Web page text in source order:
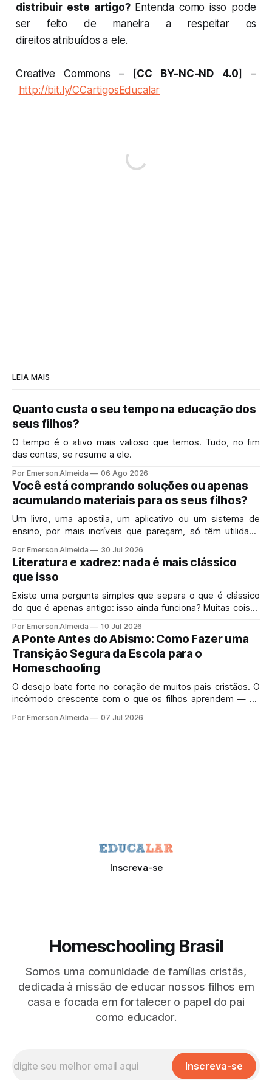
distribuir este artigo?Entenda como isso pode
ser feito de maneira a respeitar os
direitos atribuídos a ele.
Creative Commons – [CC BY-NC-ND 4.0] –
http://bit.ly/CCartigosEducalar
LEIA MAIS
Quanto custa o seu tempo na educação dos
seus filhos?
O tempo é o ativo mais valioso que temos. Tudo, no fim
das contas, se resume a ele.
Por Emerson Almeida 06 Ago 2026
Você está comprando soluções ou apenas
acumulando materiais para os seus filhos?
Um livro, uma apostila, um aplicativo ou um sistema de
ensino, por mais incríveis que pareçam, só têm utilidade
hoje em casa.
Por Emerson Almeida 30 Jul 2026
Literatura e xadrez: nada é mais clássico
que isso
Existe uma pergunta simples que separa o que é clássico
do que é apenas antigo: isso ainda funciona? Muitas coisas
Por Emerson Almeida 10 Jul 2026
A Ponte Antes do Abismo: Como Fazer uma
Transição Segura da Escola para o
Homeschooling
O desejo bate forte no coração de muitos pais cristãos. O
incômodo crescente com o que os filhos aprendem — ou
gera uma pressa perfeitamente legítima.
Por Emerson Almeida 07 Jul 2026
Inscreva-se
Homeschooling Brasil
Somos uma comunidade de famílias cristãs,
dedicada à missão de educar nossos filhos em
casa e focada em fortalecer o papel do pai
como educador.
Inscreva-se